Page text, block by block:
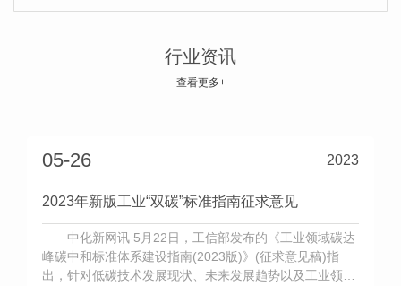
行业资讯
查看更多+
涨。截至5月8日，国内27.5%双氧水均价达到988元
基准价为966.67元。 需求持续乏力 需求制约
05-26 2023
2023年新版工业“双碳”标准指南征求意见
中化新网讯 5月22日，工信部发布的《工业领域碳达
峰碳中和标准体系建设指南(2023版)》(征求意见稿)指
出，针对低碳技术发展现状、未来发展趋势以及工业领域